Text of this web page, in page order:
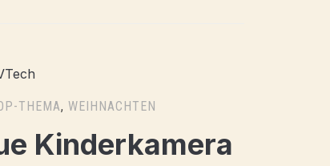
THEMA, WEIHNACHTEN
Kinderkamera